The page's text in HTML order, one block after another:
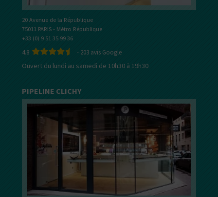
20 Avenue de la République
75011 PARIS - Métro République
+33 (0) 9 51 35 99 36
4.8 - 203 avis Google
Ouvert du lundi au samedi de 10h30 à 19h30
PIPELINE CLICHY